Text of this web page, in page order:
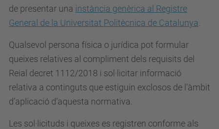
de presentar una instància genèrica al Registre
General de la Universitat Politècnica de Catalunya
Qualsevol persona física o jurídica pot formular
queixes relatives al compliment dels requisits del
Reial decret 1112/2018 i sol·licitar informació
relativa a continguts que estiguin exclosos de l’àmbit
d’aplicació d’aquesta normativa.
Les sol·licituds i queixes es registren conforme als